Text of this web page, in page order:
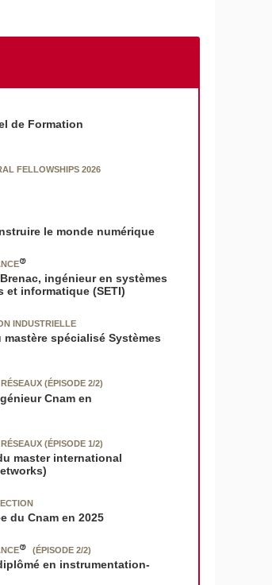
de Formation
FELLOWSHIPS 2026
le monde numérique
ingénieur en systèmes
informatique (SETI)
INDUSTRIELLE
spécialisé Systèmes
(ÉPISODE 2/2)
Cnam en
(ÉPISODE 1/2)
master international
du Cnam en 2025
(ÉPISODE 2/2)
en instrumentation-